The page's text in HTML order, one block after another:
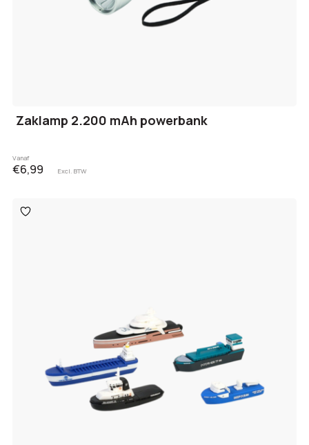
Zaklamp 2.200 mAh powerbank
Vanaf
€6,99 Excl. BTW
Toevoegen
aan